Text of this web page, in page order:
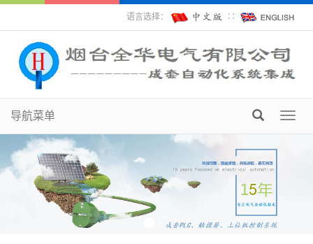
语言选择： ∷
导航菜单